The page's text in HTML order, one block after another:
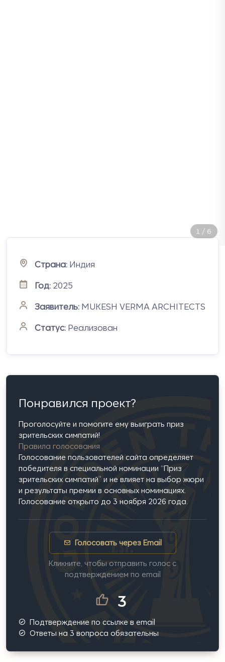
2 / 6
Страна: Индия
Год: 2025
Заявитель: MUKESH VERMA ARCHITECTS
Статус: Реализован
Понравился проект?
Проголосуйте и помогите ему выиграть приз
зрительских симпатий!
Правила голосования
Голосование пользователей сайта определяет
победителя в специальной номинации “Приз
зрительских симпатий” и не влияет на выбор жюри
и результаты премии в основных номинациях.
Голосование открыто до 3 ноября 2026 года.
Голосовать через Email
Кликните, чтобы отправить голос с
подтверждением по email
3
Подтверждение по ссылке в email
Ответы на 3 вопроса обязательны